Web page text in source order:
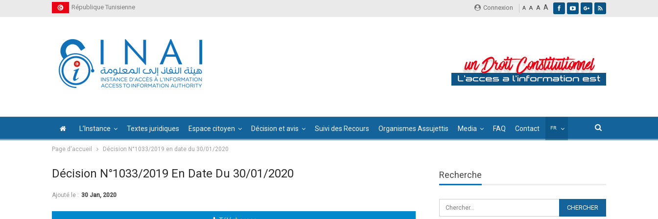
Connexion A A A A
République Tunisienne
L’Instance Textes juridiques Espace citoyen Décision et avis Suivi des Recours Organismes Assujettis Media FAQ Contact
Page d'accueil Décision N°1033/2019 en date du 30/01/2020
Décision N°1033/2019 En Date Du 30/01/2020
Ajouté le : 30 Jan, 2020
Recherche